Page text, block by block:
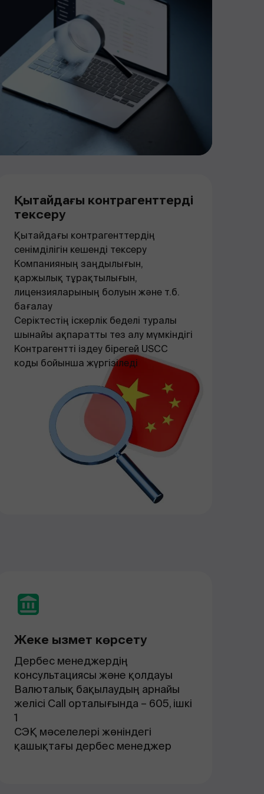
Қытайдағы контрагенттерді
тексеру
Қытайдағы контрагенттердің
сенімділігін кешенді тексеру
Компанияның заңдылығын,
қаржылық тұрақтылығын,
лицензияларының болуын және т.б.
бағалау
Серіктестің іскерлік беделі туралы
шынайы ақпаратты тез алу мүмкіндігі
Контрагентті іздеу бірегей USCC
коды бойынша жүргізіледі
Жеке қызмет көрсету
Дербес менеджердің
консультациясы және қолдауы
Валюталық бақылаудың арнайы
желісі Call орталығында – 605, ішкі
1
СЭҚ мәселелері жөніндегі
қашықтағы дербес менеджер